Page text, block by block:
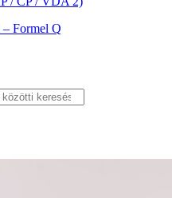
Formel Q